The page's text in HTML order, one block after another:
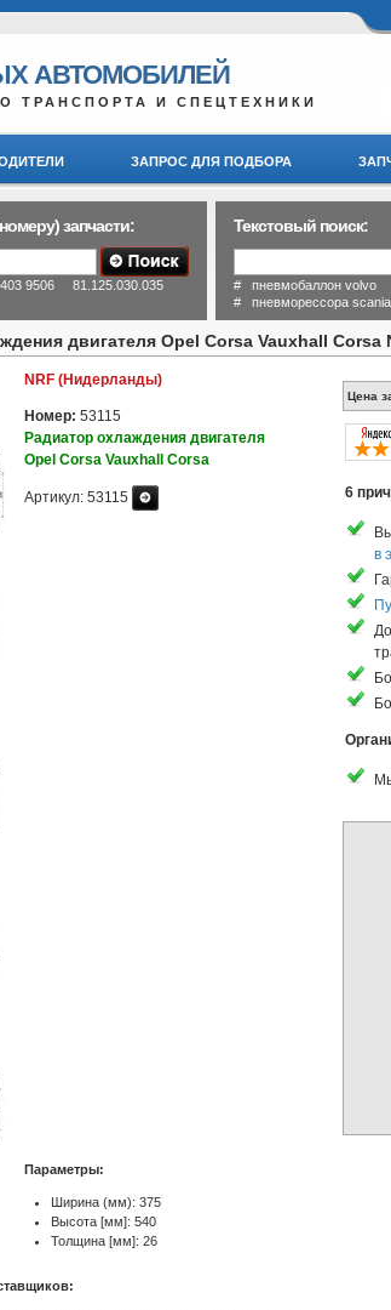
АВТОМОБИЛЕЙ
ТРАНСПОРТА И СПЕЦТЕХНИКИ
ЗАПРОС ДЛЯ ПОДБОРА
запчасти:
9506 81.125.030.035
Текстовый поиск:
# пневмобаллон
# пневморессора
двигателя Opel Corsa Vauxhall Corsa
NRF (Нидерланды)
Номер: 53115
Радиатор охлаждения двигателя
Opel Corsa Vauxhall Corsa
Артикул: 53115
Цена
6
в
Параметры:
Ширина (мм): 375
Высота [мм]: 540
Толщина [мм]: 26